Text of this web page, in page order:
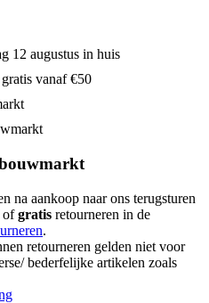
12 augustus in huis
vanaf €50
na aankoop naar ons terugsturen
ofgratis retourneren in de
.
retourneren gelden niet voor
bederfelijke artikelen zoals